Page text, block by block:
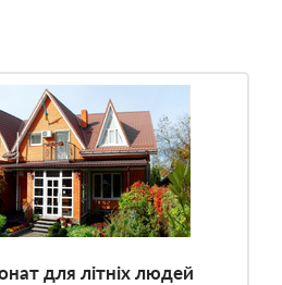
для літніх людей